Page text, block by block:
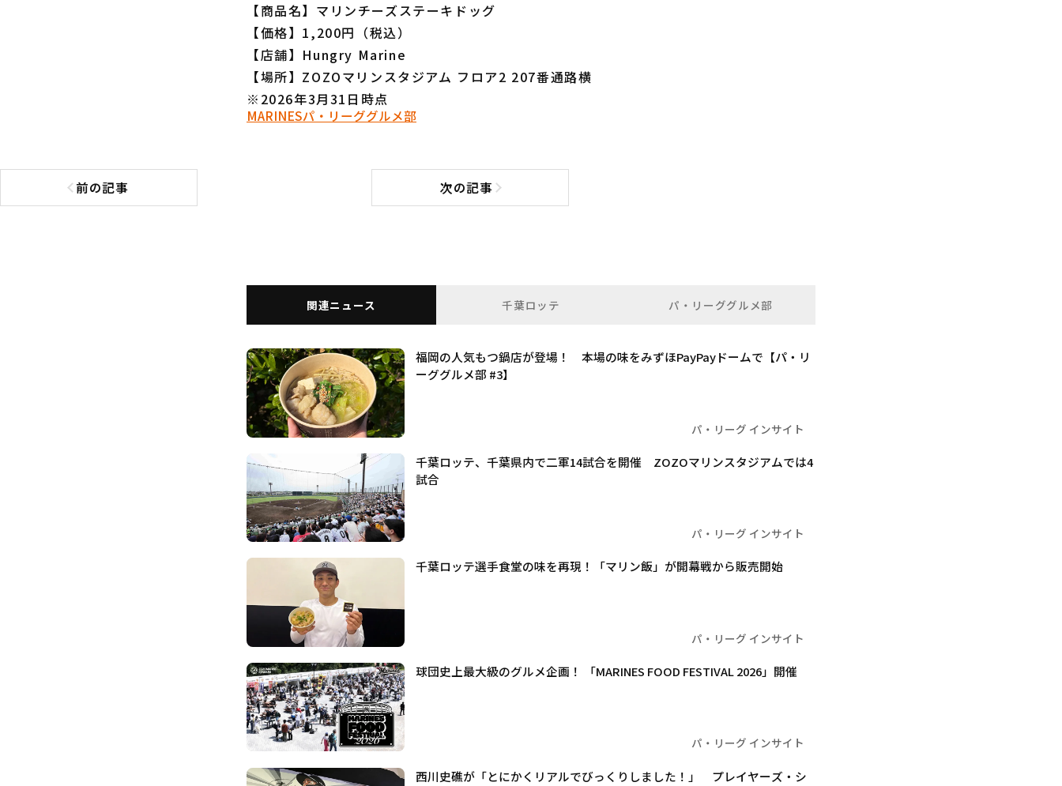
【商品名】マリンチーズステーキドッグ
【価格】1,200円（税込）
【店舗】Hungry Marine
【場所】ZOZOマリンスタジアム フロア2 207番通路横
※2026年3月31日時点
MARINESパ・リーググルメ部
前の記事
前の記事へ 次の記事次の記事へ
関連ニュース 千葉ロッテ パ・リーググルメ部
福岡の人気もつ鍋店が登場！ 本場の味をみずほPayPayドームで【パ・リ
ーググルメ部 #3】
パ・リーグ インサイト
千葉ロッテ、千葉県内で二軍14試合を開催 ZOZOマリンスタジアムでは4
試合
パ・リーグ インサイト
千葉ロッテ選手食堂の味を再現！「マリン飯」が開幕戦から販売開始
パ・リーグ インサイト
球団史上最大級のグルメ企画！ 「MARINES FOOD FESTIVAL 2026」開催
パ・リーグ インサイト
西川史礁が「とにかくリアルでびっくりしました！」 プレイヤーズ・シ